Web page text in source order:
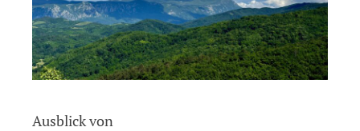
Ausblick von